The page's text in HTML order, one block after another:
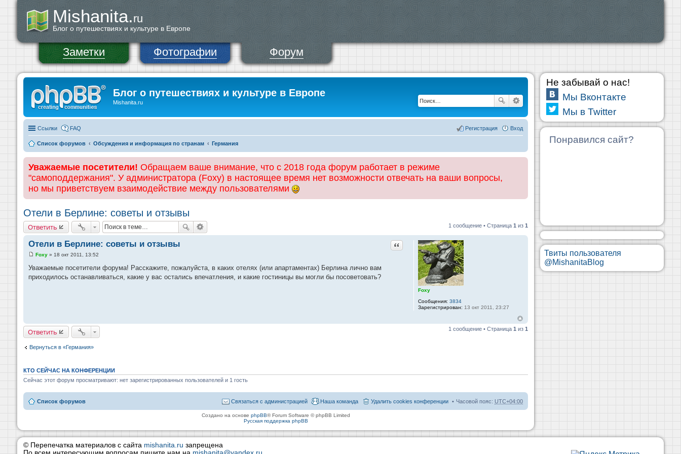
Mishanita.ru
Блог о путешествиях и культуре в Европе
Заметки Фотографии Форум
Блог о путешествиях и культуре в Европе
Mishanita.ru
Ссылки FAQ Вход
Регистрация
Список форумов Обсуждения и информация по странам Германия
Уважаемые посетители! Обращаем ваше внимание, что с 2018 года форум работает в режиме
"самоподдержания". У администратора (Foxy) в настоящее время нет возможности отвечать на ваши вопросы,
но мы приветствуем взаимодействие между пользователями
Отели в Берлине: советы и отзывы
Ответить 1 сообщение • Страница 1 из 1
Foxy
Сообщения: 3834
Зарегистрирован: 13 окт 2011, 23:27
Отели в Берлине: советы и отзывы Цитата
о
б
Foxy » 18 окт 2011, 13:52
Уважаемые посетители форума! Расскажите, пожалуйста, в каких отелях (или апартаментах) Берлина лично вам
приходилось останавливаться, какие у вас остались впечатления, и какие гостиницы вы могли бы посоветовать?
Ответить 1 сообщение • Страница 1 из 1
Вернуться в «Германия»
КТО СЕЙЧАС НА КОНФЕРЕНЦИИ
Сейчас этот форум просматривают: нет зарегистрированных пользователей и 1 гость
Список форумов Часовой пояс: UTC+04:00
Удалить cookies конференции
Наша команда
Связаться с администрацией
Создано на основе phpBB® Forum Software © phpBB Limited
Русская поддержка phpBB
Не забывай о нас!
Мы Вконтакте
Мы в Twitter
Понравился сайт?
Твиты пользователя
@MishanitaBlog
© Перепечатка материалов с сайта mishanita.ru запрещена